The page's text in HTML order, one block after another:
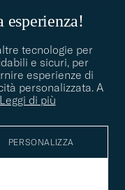
esperienza!
tecnologie per
e sicuri, per
esperienze di
personalizzata. A
Leggi di più
PERSONALIZZA